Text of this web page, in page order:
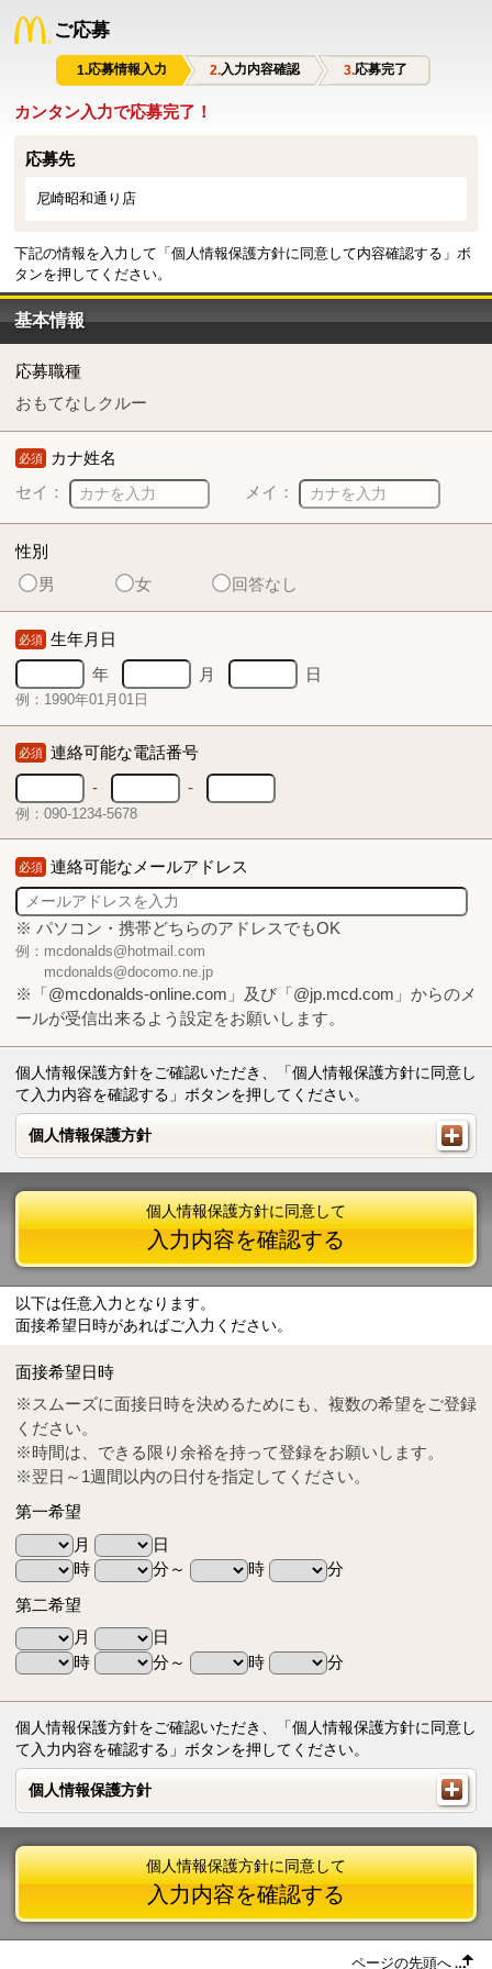
ご応募
応募情報入力 入力内容確認 応募完了
カンタン入力で応募完了！
応募先
尼崎昭和通り店
下記の情報を入力して「個人情報保護方針に同意して内容確認する」ボ
タンを押してください。
基本情報
応募職種
おもてなしクルー
必須 カナ姓名
セイ：
メイ：
性別
男
女 回答なし
必須 生年月日
年
月 日
例：1990年01月01日
必須 連絡可能な電話番号
-
-
例：090-1234-5678
必須 連絡可能なメールアドレス
※ パソコン・携帯どちらのアドレスでもOK
例：mcdonalds@hotmail.com
mcdonalds@docomo.ne.jp
※「@mcdonalds-online.com」及び「@jp.mcd.com」からのメ
ールが受信出来るよう設定をお願いします。
個人情報保護方針をご確認いただき、「個人情報保護方針に同意し
て入力内容を確認する」ボタンを押してください。
個人情報保護方針
個人情報保護方針
Tel
0570-55-0314
個人情報保護方針に同意して
入力内容を確認する
以下は任意入力となります。
面接希望日時があればご入力ください。
面接希望日時
※スムーズに面接日時を決めるためにも、複数の希望をご登録
ください。
※時間は、できる限り余裕を持って登録をお願いします。
※翌日～1週間以内の日付を指定してください。
第一希望
月
日
時
分～ 時
分
第二希望
月
日
時
分～ 時 分
個人情報保護方針をご確認いただき、「個人情報保護方針に同意し
て入力内容を確認する」ボタンを押してください。
個人情報保護方針
個人情報保護方針
個人情報保護方針に同意して
入力内容を確認する
ページの先頭へ